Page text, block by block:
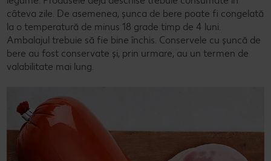
câteva zile. De asemenea, șunca de bere poate fi congelată
la o temperatură de minus 18 grade timp de 4 luni.
Ambalajul trebuie să fie bine închis. Conservele cu șuncă de
bere au fost conservate și, prin urmare, au un termen de
valabilitate mai lung.